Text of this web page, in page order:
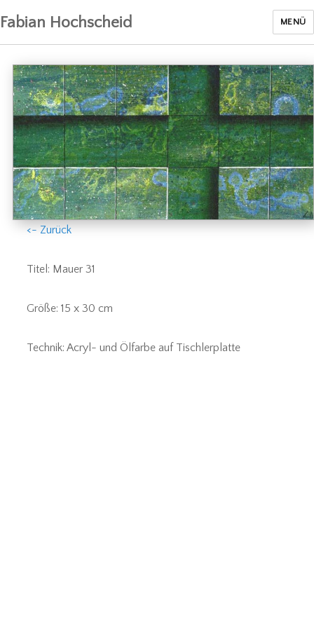
Fabian Hochscheid MENÜ
<- Zurück
Titel: Mauer 31
Größe: 15 x 30 cm
Technik: Acryl- und Ölfarbe auf Tischlerplatte